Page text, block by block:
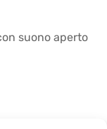
suono aperto